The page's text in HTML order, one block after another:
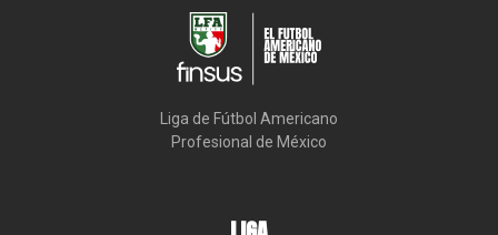
Liga de Fútbol Americano
Profesional de México